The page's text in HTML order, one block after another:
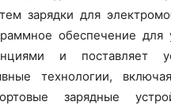
зарядки для
обеспечение для
и поставляет
технологии,
зарядные